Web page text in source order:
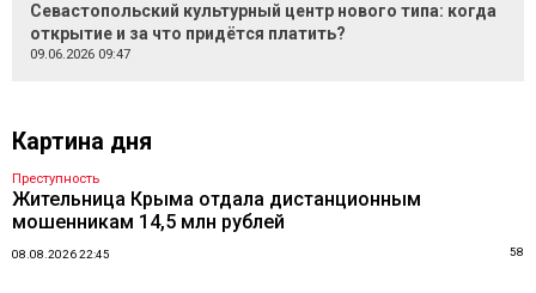
Севастопольский культурный центр нового типа: когда
открытие и за что придётся платить?
09.06.2026 09:47
Картина дня
Преступность
Жительница Крыма отдала дистанционным
мошенникам 14,5 млн рублей
08.08.2026 22:45 58